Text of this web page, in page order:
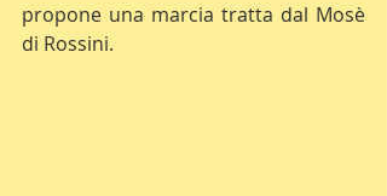
propone una marcia tratta dal Mosè
di Rossini.